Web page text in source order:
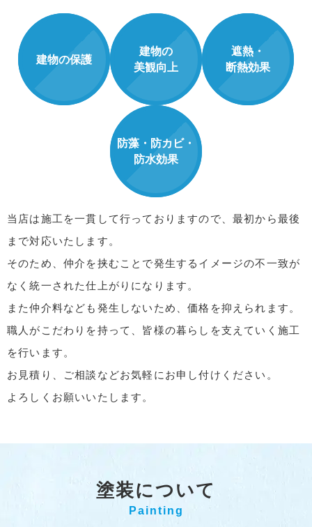
建物の保護
建物の
美観向上
遮熱・
断熱効果
防藻・防カビ・
防水効果
当店は施工を一貫して行っておりますので、最初から最後
まで対応いたします。
そのため、仲介を挟むことで発生するイメージの不一致が
なく統一された仕上がりになります。
また仲介料なども発生しないため、価格を抑えられます。
職人がこだわりを持って、皆様の暮らしを支えていく施工
を行います。
お見積り、ご相談などお気軽にお申し付けください。
よろしくお願いいたします。
塗装について
Painting